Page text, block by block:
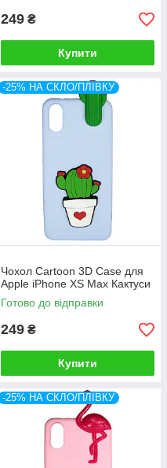
249 ₴
Купити
-25% НА СКЛО/ПЛІВКУ
Чохол Cartoon 3D Case для
Apple iPhone XS Max Кактуси
Готово до відправки
249 ₴
Купити
-25% НА СКЛО/ПЛІВКУ